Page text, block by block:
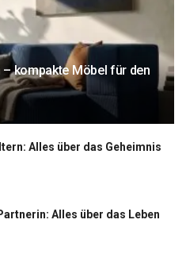
kompakte Möbel für den
Alles über das Geheimnis
Alles über das Leben